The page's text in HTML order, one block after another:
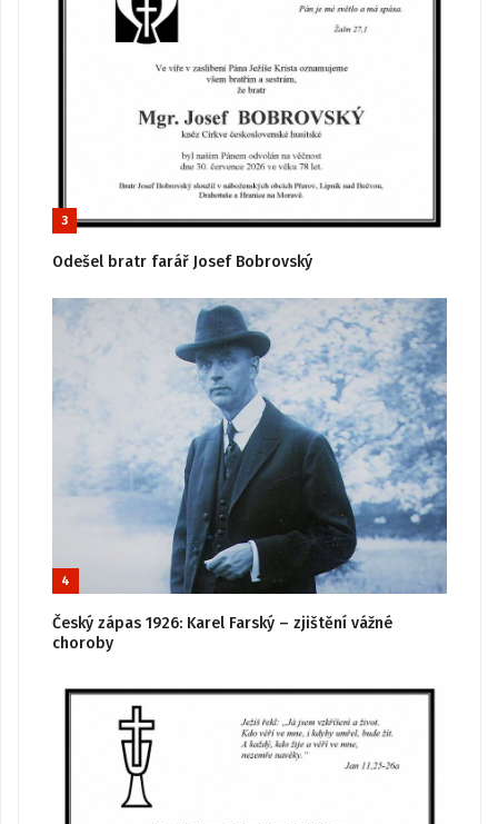
3
Odešel bratr farář Josef Bobrovský
4
Český zápas 1926: Karel Farský – zjištění vážné
choroby